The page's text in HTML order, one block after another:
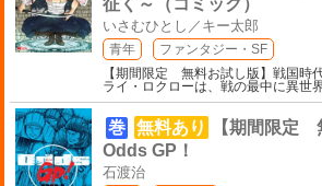
いさむひとし／キー太郎
青年
ファンタジー・SF
【期間限定 無料お試し版】戦国時
ライ・ロクローは、戦の最中に異世
巻 無料あり
【期間限定
Odds GP！
石渡治